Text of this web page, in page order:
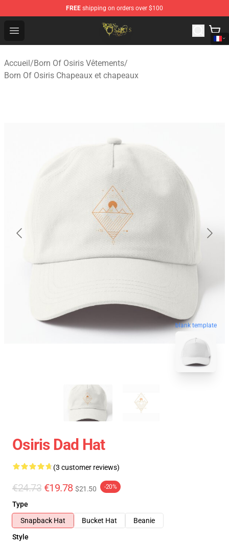
FREE shipping on orders over $100
Open menu
Born Of Osiris Store - Official Born Of Osiris
Accueil/Born Of Osiris Vêtements/
Born Of Osiris Chapeaux et chapeaux
blank template
Osiris Dad Hat
(3 customer reviews)
€24.73 €19.78 $21.50 -20%
Type
Snapback Hat
Bucket Hat
Beanie
Style